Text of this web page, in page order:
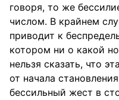
говоря, то же
числом. В крайнем
приводит к
котором ни о какой
нельзя сказать, что
от начала
бессильный жест в